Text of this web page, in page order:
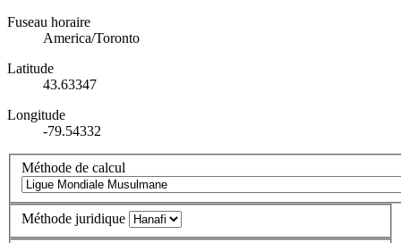
Fuseau horaire
America/Toronto
Latitude
43.63347
Longitude
-79.54332
Méthode de calcul
Méthode juridique